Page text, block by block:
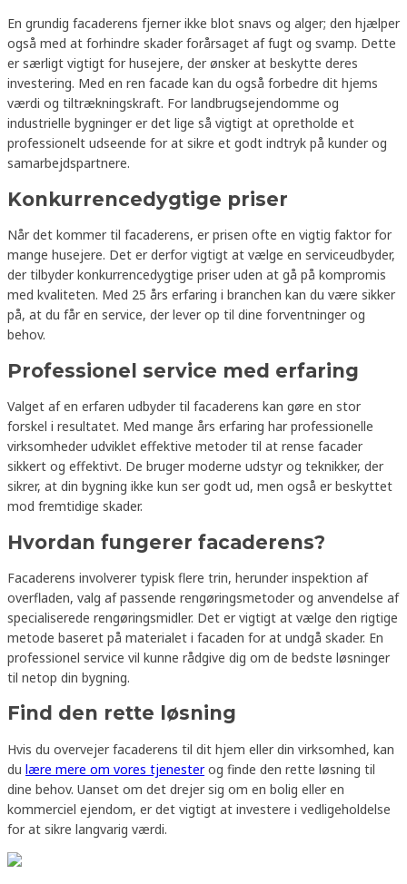
En grundig facaderens fjerner ikke blot snavs og alger; den hjælper
også med at forhindre skader forårsaget af fugt og svamp. Dette
er særligt vigtigt for husejere, der ønsker at beskytte deres
investering. Med en ren facade kan du også forbedre dit hjems
værdi og tiltrækningskraft. For landbrugsejendomme og
industrielle bygninger er det lige så vigtigt at opretholde et
professionelt udseende for at sikre et godt indtryk på kunder og
samarbejdspartnere.
Konkurrencedygtige priser
Når det kommer til facaderens, er prisen ofte en vigtig faktor for
mange husejere. Det er derfor vigtigt at vælge en serviceudbyder,
der tilbyder konkurrencedygtige priser uden at gå på kompromis
med kvaliteten. Med 25 års erfaring i branchen kan du være sikker
på, at du får en service, der lever op til dine forventninger og
behov.
Professionel service med erfaring
Valget af en erfaren udbyder til facaderens kan gøre en stor
forskel i resultatet. Med mange års erfaring har professionelle
virksomheder udviklet effektive metoder til at rense facader
sikkert og effektivt. De bruger moderne udstyr og teknikker, der
sikrer, at din bygning ikke kun ser godt ud, men også er beskyttet
mod fremtidige skader.
Hvordan fungerer facaderens?
Facaderens involverer typisk flere trin, herunder inspektion af
overfladen, valg af passende rengøringsmetoder og anvendelse af
specialiserede rengøringsmidler. Det er vigtigt at vælge den rigtige
metode baseret på materialet i facaden for at undgå skader. En
professionel service vil kunne rådgive dig om de bedste løsninger
til netop din bygning.
Find den rette løsning
Hvis du overvejer facaderens til dit hjem eller din virksomhed, kan
du lære mere om vores tjenesterog finde den rette løsning til
dine behov. Uanset om det drejer sig om en bolig eller en
kommerciel ejendom, er det vigtigt at investere i vedligeholdelse
for at sikre langvarig værdi.